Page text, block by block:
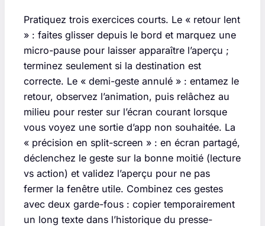
Pratiquez trois exercices courts. Le « retour lent
» : faites glisser depuis le bord et marquez une
micro-pause pour laisser apparaître l’aperçu ;
terminez seulement si la destination est
correcte. Le « demi-geste annulé » : entamez le
retour, observez l’animation, puis relâchez au
milieu pour rester sur l’écran courant lorsque
vous voyez une sortie d’app non souhaitée. La
« précision en split-screen » : en écran partagé,
déclenchez le geste sur la bonne moitié (lecture
vs action) et validez l’aperçu pour ne pas
fermer la fenêtre utile. Combinez ces gestes
avec deux garde-fous : copier temporairement
un long texte dans l’historique du presse-